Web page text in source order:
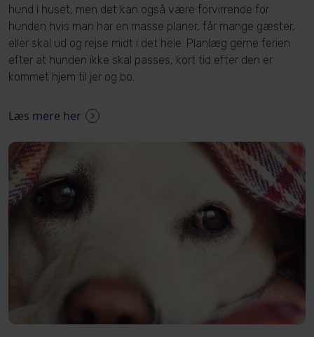
hund i huset, men det kan også være forvirrende for
hunden hvis man har en masse planer, får mange gæster,
eller skal ud og rejse midt i det hele. Planlæg gerne ferien
efter at hunden ikke skal passes, kort tid efter den er
kommet hjem til jer og bo.
Læs mere her